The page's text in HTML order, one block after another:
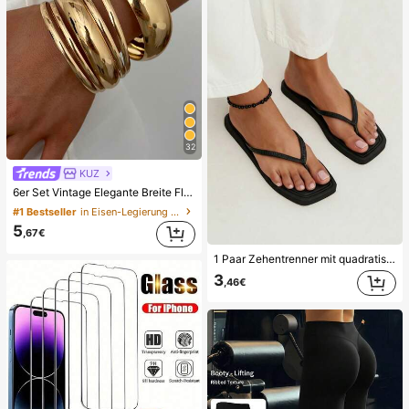
32
KUZ
6er Set Vintage Elegante Breite Flache Metall Armreifen, geeignet für Damen Alltag, Party, Urlaub Anlässe, Geschenk, Leiser Luxus
#1 Bestseller in Eisen-Legierung Frauen Armbänder
5,67€
1 Paar Zehentrenner mit quadratischer Zehenpartie, 2 Farben erhältlich, Schlangenhaut-geprägte Riemen, rutschfeste EVA-Sohle, flache lässige Hausschuhe, geeignet für Strand, Urlaub und tägliche Sommerkleidung, perfekt für den täglichen Gebrauch, Innen-/Außenaktivitäten, Reisen und Feiertage oder als Geschenk zum Schulanfang
3,46€